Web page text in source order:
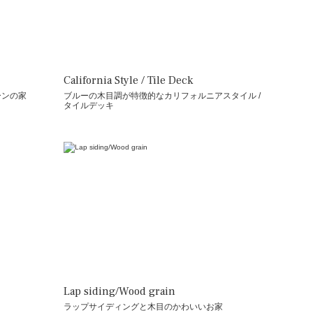
の家
California Style / Tile Deck
ブルーの木目調が特徴的なカリフォルニアスタイル /
タイルデッキ
Lap siding/Wood grain
ラップサイディングと木目のかわいいお家